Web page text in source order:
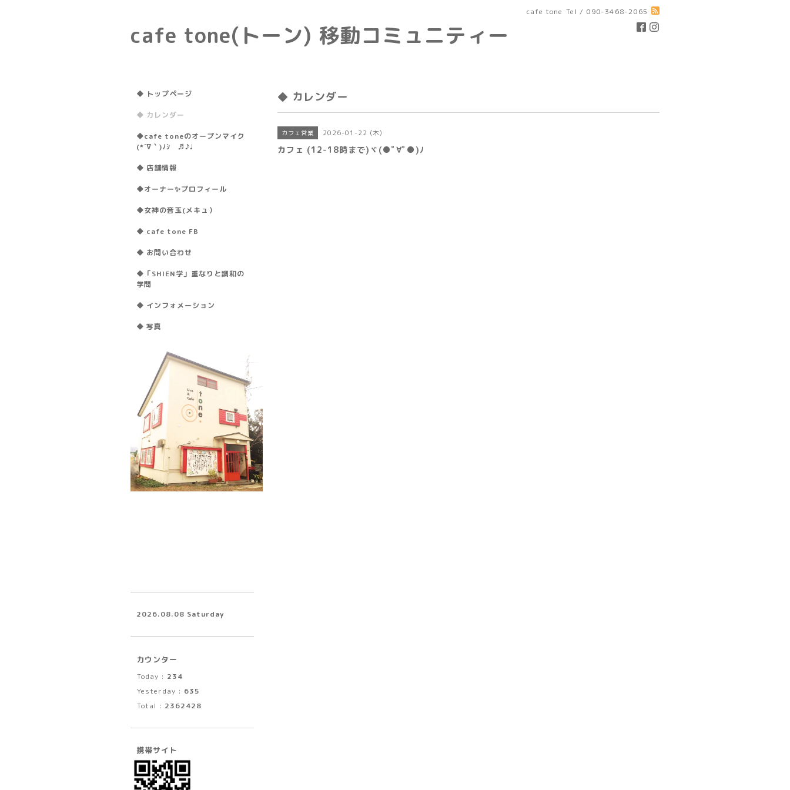
cafe tone Tel / 090-3468-2065
cafe tone(トーン) 移動コミュニティー
◆ カレンダー
カフェ営業 2026-01-22 (木)
カフェ (12-18時まで)ヾ(●ﾟ∀ﾟ●)ﾉ
◆ トップページ
◆ カレンダー
◆cafe toneのオープンマイク
(*´∇｀)ﾉｼ ♬♪♩
◆ 店舗情報
◆オーナー✨プロフィール
◆女神の音玉(メキュ）
◆ cafe tone FB
◆ お問い合わせ
◆「SHIEN学」重なりと調和の
学問
◆ インフォメーション
◆ 写真
2026.08.08 Saturday
カウンター
Today : 234
Yesterday : 635
Total : 2362428
携帯サイト